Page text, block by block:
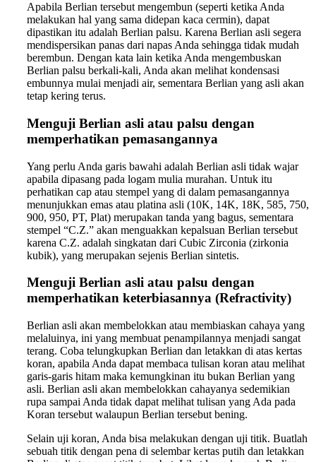
Apabila Berlian tersebut mengembun (seperti ketika Anda
melakukan hal yang sama didepan kaca cermin), dapat
dipastikan itu adalah Berlian palsu. Karena Berlian asli segera
mendispersikan panas dari napas Anda sehingga tidak mudah
berembun. Dengan kata lain ketika Anda mengembuskan
Berlian palsu berkali-kali, Anda akan melihat kondensasi
embunnya mulai menjadi air, sementara Berlian yang asli akan
tetap kering terus.
Menguji Berlian asli atau palsu dengan
memperhatikan pemasangannya
Yang perlu Anda garis bawahi adalah Berlian asli tidak wajar
apabila dipasang pada logam mulia murahan. Untuk itu
perhatikan cap atau stempel yang di dalam pemasangannya
menunjukkan emas atau platina asli (10K, 14K, 18K, 585, 750,
900, 950, PT, Plat) merupakan tanda yang bagus, sementara
stempel “C.Z.” akan menguakkan kepalsuan Berlian tersebut
karena C.Z. adalah singkatan dari Cubic Zirconia (zirkonia
kubik), yang merupakan sejenis Berlian sintetis.
Menguji Berlian asli atau palsu dengan
memperhatikan keterbiasannya (Refractivity)
Berlian asli akan membelokkan atau membiaskan cahaya yang
melaluinya, ini yang membuat penampilannya menjadi sangat
terang. Coba telungkupkan Berlian dan letakkan di atas kertas
koran, apabila Anda dapat membaca tulisan koran atau melihat
garis-garis hitam maka kemungkinan itu bukan Berlian yang
asli. Berlian asli akan membelokkan cahayanya sedemikian
rupa sampai Anda tidak dapat melihat tulisan yang Ada pada
Koran tersebut walaupun Berlian tersebut bening.
Selain uji koran, Anda bisa melakukan dengan uji titik. Buatlah
sebuah titik dengan pena di selembar kertas putih dan letakkan